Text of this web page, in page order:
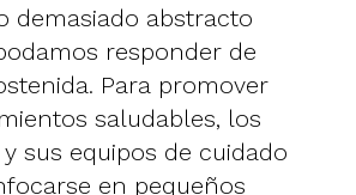
demasiado abstracto
responder de
Para promover
saludables, los
sus equipos de cuidado
en pequeños